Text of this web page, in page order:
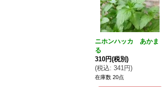
ニホンハッカ あかま
る
310円(税別)
(税込: 341円)
在庫数 20点